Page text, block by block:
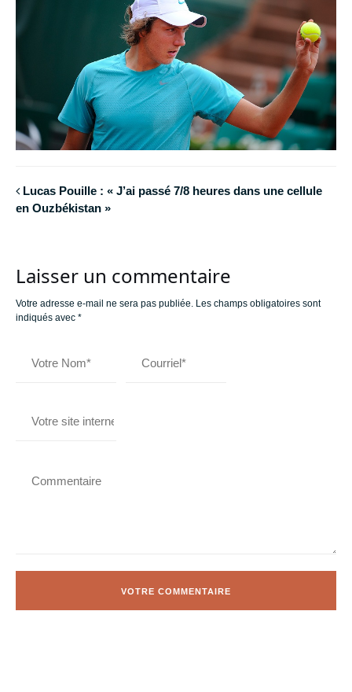
Lucas Pouille : « J’ai passé 7/8 heures dans une cellule
en Ouzbékistan »
Laisser un commentaire
Votre adresse e-mail ne sera pas publiée. Les champs obligatoires sont
indiqués avec *